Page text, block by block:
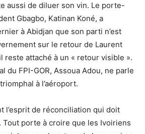
aussi de diluer son vin. Le porte-
Gbagbo, Katinan Koné, a
à Abidjan que son parti n’est
sur le retour de Laurent
reste attaché à un « retour visible ».
du FPI-GOR, Assoua Adou, ne parle
à l’aéroport.
l’esprit de réconciliation qui doit
Tout porte à croire que les Ivoiriens